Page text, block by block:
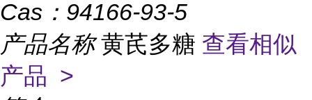
Cas： 94166-93-5
产品名称黄芪多糖 查看相似
产品 >